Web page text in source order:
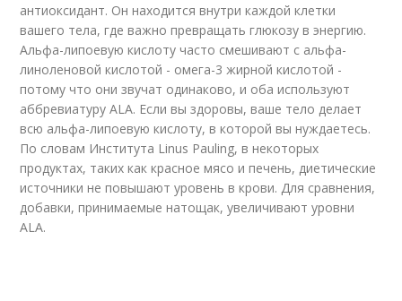
антиоксидант. Он находится внутри каждой клетки
вашего тела, где важно превращать глюкозу в энергию.
Альфа-липоевую кислоту часто смешивают с альфа-
линоленовой кислотой - омега-3 жирной кислотой -
потому что они звучат одинаково, и оба используют
аббревиатуру ALA. Если вы здоровы, ваше тело делает
всю альфа-липоевую кислоту, в которой вы нуждаетесь.
По словам Института Linus Pauling, в некоторых
продуктах, таких как красное мясо и печень, диетические
источники не повышают уровень в крови. Для сравнения,
добавки, принимаемые натощак, увеличивают уровни
ALA.